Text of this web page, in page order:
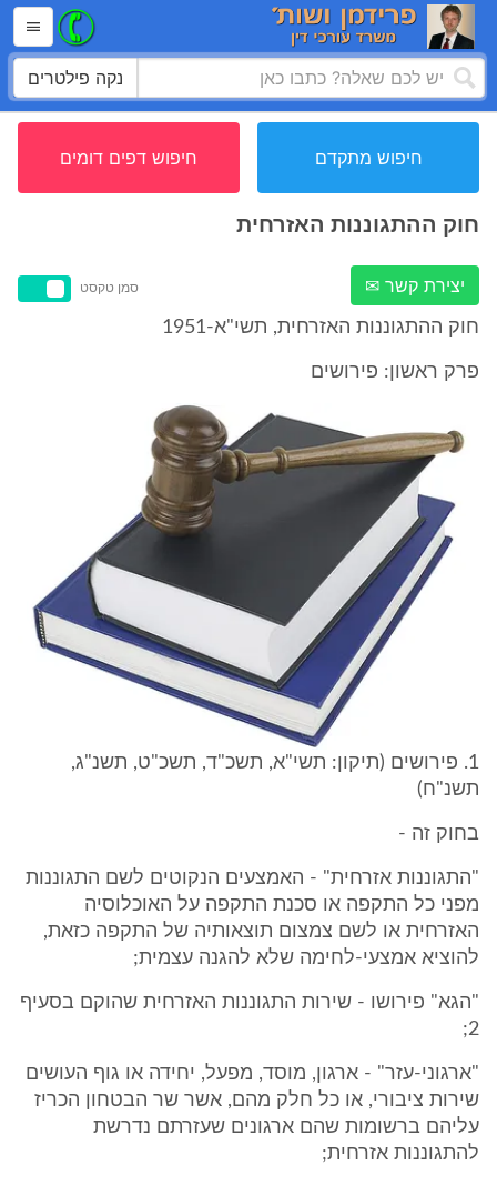
נקה פילטרים
חיפוש מתקדם חיפוש דפים דומים
חוק ההתגוננות האזרחית
יצירת קשר ✉ סמן טקסט
חוק ההתגוננות האזרחית, תשי"א-1951
פרק ראשון: פירושים
1. פירושים (תיקון: תשי"א, תשכ"ד, תשכ"ט, תשנ"ג,
תשנ"ח)
בחוק זה -
"התגוננות אזרחית" - האמצעים הנקוטים לשם התגוננות
מפני כל התקפה או סכנת התקפה על האוכלוסיה
האזרחית או לשם צמצום תוצאותיה של התקפה כזאת,
להוציא אמצעי-לחימה שלא להגנה עצמית;
"הגא" פירושו - שירות התגוננות האזרחית שהוקם בסעיף
2;
"ארגוני-עזר" - ארגון, מוסד, מפעל, יחידה או גוף העושים
שירות ציבורי, או כל חלק מהם, אשר שר הבטחון הכריז
עליהם ברשומות שהם ארגונים שעזרתם נדרשת
להתגוננות אזרחית;